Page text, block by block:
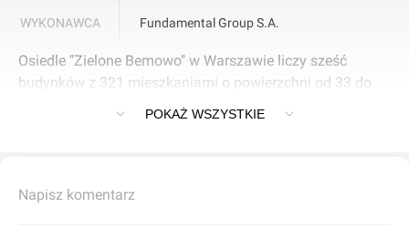
WYKONAWCA Fundamental Group S.A.
Osiedle "Zielone Bemowo" w Warszawie liczy sześć
budynków z 321 mieszkaniami o powierzchni od 33 do
135 mkw. Znajduje się też 6 lokali usługowych.
POKAŻ WSZYSTKIE
Napisz komentarz